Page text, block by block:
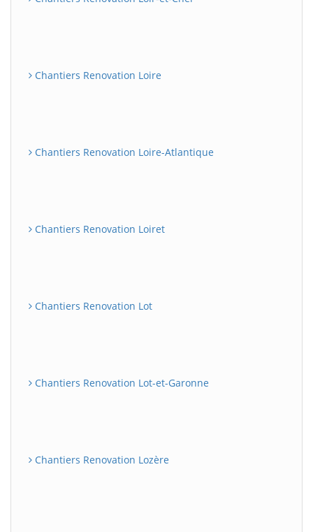
Chantiers Renovation Loire
Chantiers Renovation Loire-Atlantique
Chantiers Renovation Loiret
Chantiers Renovation Lot
Chantiers Renovation Lot-et-Garonne
Chantiers Renovation Lozère